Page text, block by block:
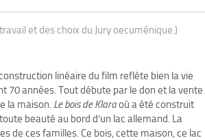
et des choix du Jury oecuménique.)
linéaire du film reflète bien la vie
70 années. Tout débute par le don et la vente
la maison. Le bois de Klaraoù a été construit
beauté au bord d’un lac allemand. La
de ces familles. Ce bois, cette maison, ce lac